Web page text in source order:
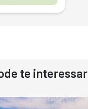
te interessar